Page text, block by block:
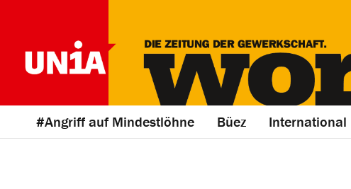
#Angriff auf Mindestlöhne Büez International